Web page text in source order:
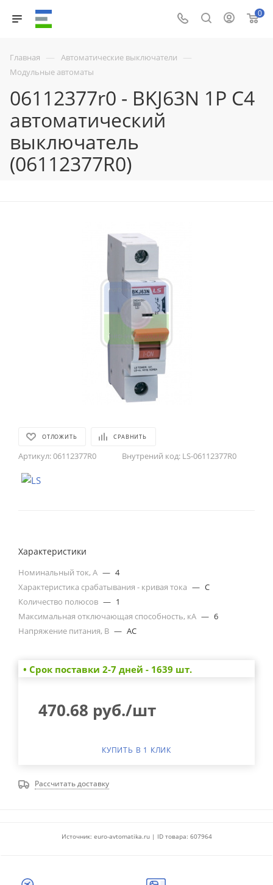
0
Главная — Автоматические выключатели —
Модульные автоматы
06112377r0 - BKJ63N 1P C4
автоматический
выключатель
(06112377R0)
ОТЛОЖИТЬ СРАВНИТЬ
Артикул:06112377R0 Внутрений код: LS-06112377R0
Характеристики
Номинальный ток, А — 4
Характеристика срабатывания - кривая тока — C
Количество полюсов — 1
Максимальная отключающая способность, кА — 6
Напряжение питания, В — AC
• Cрок поставки 2-7 дней - 1639 шт.
470.68 руб./шт
КУПИТЬ В 1 КЛИК
Рассчитать доставку
Источник: euro-avtomatika.ru | ID товара: 607964